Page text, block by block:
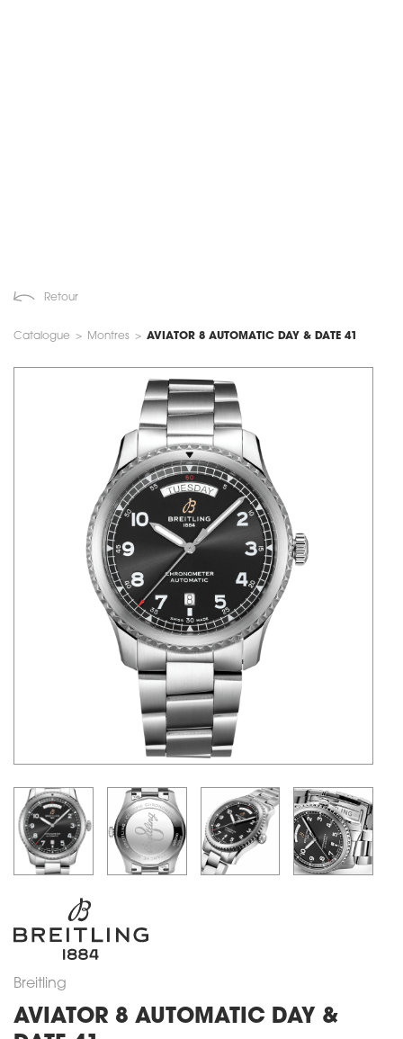
Retour
Catalogue > Montres > AVIATOR 8 AUTOMATIC DAY & DATE 41
Breitling
AVIATOR 8 AUTOMATIC DAY &